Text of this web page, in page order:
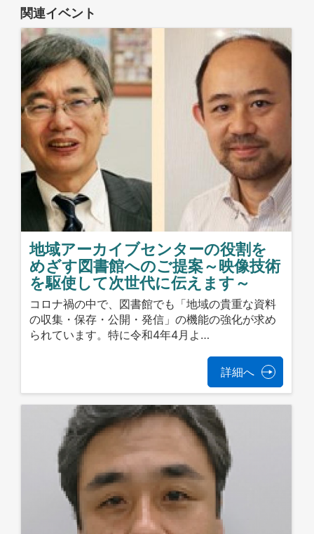
関連イベント
地域アーカイブセンターの役割を
めざす図書館へのご提案～映像技術
を駆使して次世代に伝えます～
コロナ禍の中で、図書館でも「地域の貴重な資料
の収集・保存・公開・発信」の機能の強化が求め
られています。特に令和4年4月よ…
詳細へ